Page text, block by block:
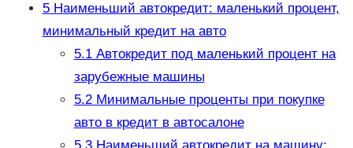
5Наименьший автокредит: маленький процент,
минимальный кредит на авто
5.1Автокредит под маленький процент на
зарубежные машины
5.2Минимальные проценты при покупке
авто в кредит в автосалоне